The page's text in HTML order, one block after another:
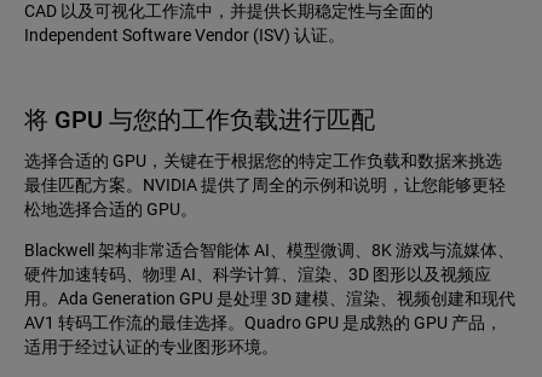
CAD 以及可视化工作流中，并提供长期稳定性与全面的
Independent Software Vendor (ISV) 认证。
将 GPU 与您的工作负载进行匹配
选择合适的 GPU，关键在于根据您的特定工作负载和数据来挑选
最佳匹配方案。NVIDIA 提供了周全的示例和说明，让您能够更轻
松地选择合适的 GPU。
Blackwell 架构非常适合智能体 AI、模型微调、8K 游戏与流媒体、
硬件加速转码、物理 AI、科学计算、渲染、3D 图形以及视频应
用。Ada Generation GPU 是处理 3D 建模、渲染、视频创建和现代
AV1 转码工作流的最佳选择。Quadro GPU 是成熟的 GPU 产品，
适用于经过认证的专业图形环境。